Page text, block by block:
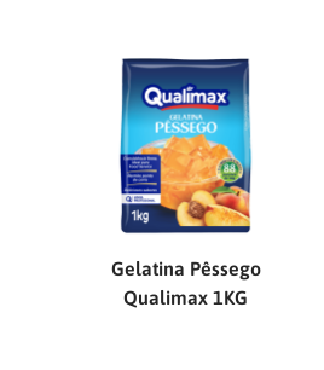
Gelatina Pêssego
Qualimax 1KG